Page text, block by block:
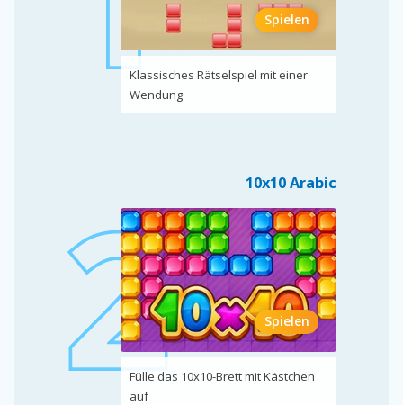
Spielen
Klassisches Rätselspiel mit einer
Wendung
10x10 Arabic
Spielen
Fülle das 10x10-Brett mit Kästchen
auf